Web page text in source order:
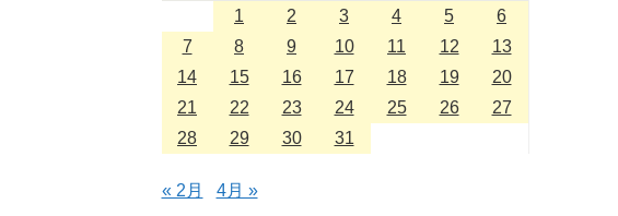
1 2 3 4 5
6
7
8 9 10 11 12
13
14
15 16 17 18 19
20
21
22 23 24 25 26
27
28
29 30 31
« 2月 4月 »